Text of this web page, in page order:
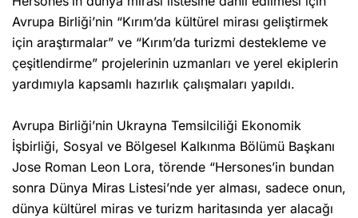
Avrupa Birliği’nin “Kırım’da kültürel mirası geliştirmek
için araştırmalar” ve “Kırım’da turizmi destekleme ve
çeşitlendirme” projelerinin uzmanları ve yerel ekiplerin
yardımıyla kapsamlı hazırlık çalışmaları yapıldı.
Avrupa Birliği’nin Ukrayna Temsilciliği Ekonomik
İşbirliği, Sosyal ve Bölgesel Kalkınma Bölümü Başkanı
Jose Roman Leon Lora, törende “Hersones’in bundan
sonra Dünya Miras Listesi’nde yer alması, sadece onun,
dünya kültürel miras ve turizm haritasında yer alacağı